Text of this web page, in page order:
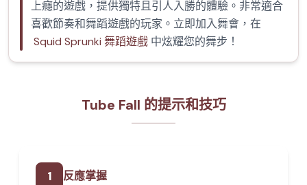
上癮的遊戲，提供獨特且引人入勝的體驗。非常適合
喜歡節奏和舞蹈遊戲的玩家。立即加入舞會，在
Squid Sprunki 舞蹈遊戲 中炫耀您的舞步！
Tube Fall 的提示和技巧
1 反應掌握